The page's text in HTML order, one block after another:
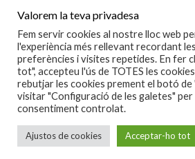
Seitons en vinagre
Navalla gallega
Seitons fregits en adob
Llucet fregit d’Arenys
Cazón en adob
Valorem la teva privadesa
Fem servir cookies al nostre lloc web
l'experiència més rellevant recordant
preferències i visites repetides. En fer
tot", accepteu l'ús de TOTES les
rebutjar les cookies prement el botó
visitar "Configuració de les galetes"
consentiment controlat.
Ajustos de cookies Acceptar-ho tot